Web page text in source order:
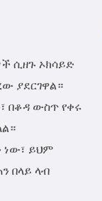
ሲዘጉ ኦክሳይድ
ያደርገዋል።
በቆዳ ውስጥ የቀሩ
ነው፣ ይህም
በላይ ላብ